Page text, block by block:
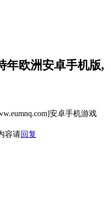
年欧洲安卓手机版,
安卓手机游戏
容请回复